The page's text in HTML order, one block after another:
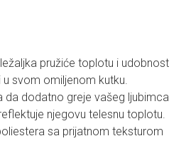
pružiće toplotu i udobnost
svom omiljenom kutku.
da dodatno greje vašeg ljubimca
njegovu telesnu toplotu.
sa prijatnom teksturom